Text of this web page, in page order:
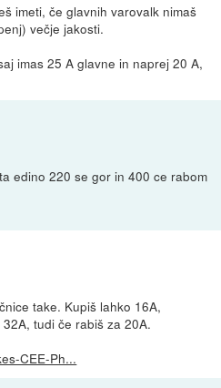
imeti, če glavnih varovalk nimaš
večje jakosti.
imas 25 A glavne in naprej 20 A,
edino 220 se gor in 400 ce rabom
take. Kupiš lahko 16A,
tudi če rabiš za 20A.
CEE-Ph...